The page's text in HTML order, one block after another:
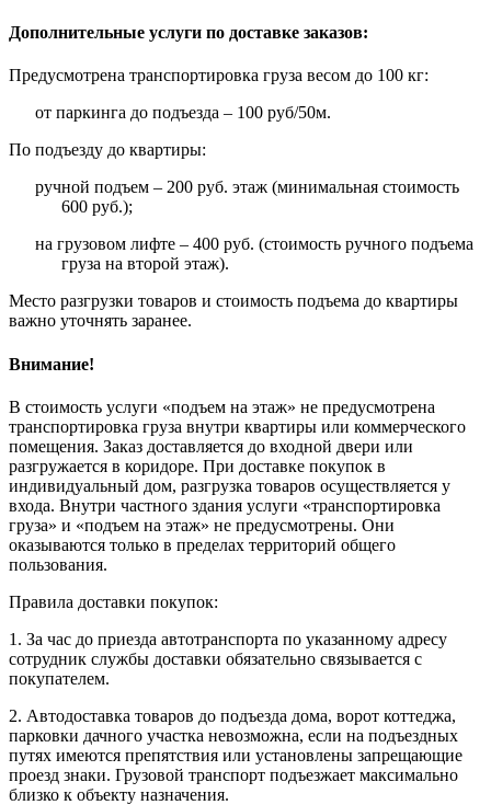
Дополнительные услуги по доставке заказов:
Предусмотрена транспортировка груза весом до 100 кг:
от паркинга до подъезда – 100 руб/50м.
По подъезду до квартиры:
ручной подъем – 200 руб. этаж (минимальная стоимость
600 руб.);
на грузовом лифте – 400 руб. (стоимость ручного подъема
груза на второй этаж).
Место разгрузки товаров и стоимость подъема до квартиры
важно уточнять заранее.
Внимание!
В стоимость услуги «подъем на этаж» не предусмотрена
транспортировка груза внутри квартиры или коммерческого
помещения. Заказ доставляется до входной двери или
разгружается в коридоре. При доставке покупок в
индивидуальный дом, разгрузка товаров осуществляется у
входа. Внутри частного здания услуги «транспортировка
груза» и «подъем на этаж» не предусмотрены. Они
оказываются только в пределах территорий общего
пользования.
Правила доставки покупок:
1. За час до приезда автотранспорта по указанному адресу
сотрудник службы доставки обязательно связывается с
покупателем.
2. Автодоставка товаров до подъезда дома, ворот коттеджа,
парковки дачного участка невозможна, если на подъездных
путях имеются препятствия или установлены запрещающие
проезд знаки. Грузовой транспорт подъезжает максимально
близко к объекту назначения.